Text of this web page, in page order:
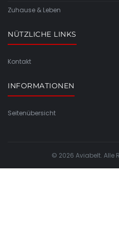
Zuhause & Leben
NÜTZLICHE LINKS
Kontakt
INFORMATIONEN
Seitenübersicht
© 2026 Aviabelt. Alle